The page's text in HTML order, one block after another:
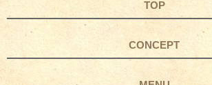
TOP
CONCEPT